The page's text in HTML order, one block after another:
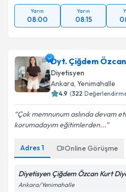
Yarın
08:00
Yarın
08:15
Dyt. Çiğdem
Diyetisyen
Ankara, Yenimahalle
4.9 (322
Çok memnunum aslında devam
korumadayım eğitimlerden...
Adres 1 Online Görüşme
Diyetisyen Çiğdem Özcan Kurt
Ankara/Yenimahalle